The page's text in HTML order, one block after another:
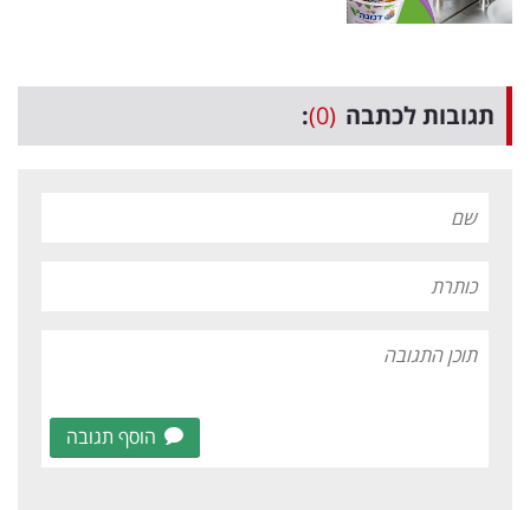
תגובות לכתבה (0)
:
הוסף תגובה